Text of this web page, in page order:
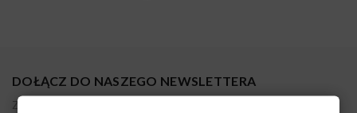
DOŁĄCZ DO NASZEGO NEWSLETTERA
Zapisując się akceptujesz nasz regulamin. Administratorem